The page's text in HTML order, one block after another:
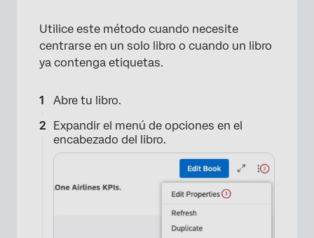
Utilice este método cuando necesite
centrarse en un solo libro o cuando un libro
ya contenga etiquetas.
Abre tu libro.
Expandir el menú de opciones en el
encabezado del libro.